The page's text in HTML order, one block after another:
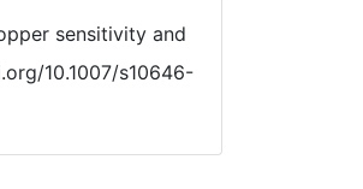
sensitivity and
10.1007/s10646-